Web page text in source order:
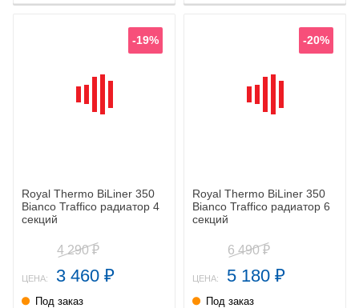
-19%
Royal Thermo BiLiner 350
Bianco Traffico радиатор 4
секций
4 290₽
ЦЕНА: 3 460 ₽
Под заказ
-20%
Royal Thermo BiLiner 350
Bianco Traffico радиатор 6
секций
6 490₽
ЦЕНА: 5 180 ₽
Под заказ